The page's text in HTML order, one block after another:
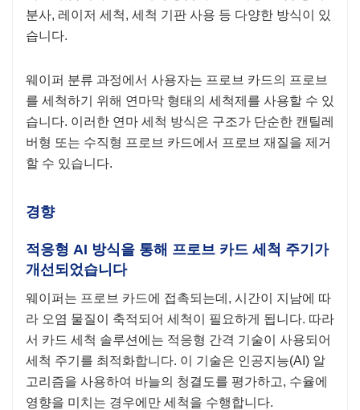
분사, 레이저 세척, 세척 기판 사용 등 다양한 방식이 있
습니다.
웨이퍼 분류 과정에서 사용자는 프로브 카드의 프로브
를 세척하기 위해 연마막 형태의 세척제를 사용할 수 있
습니다. 이러한 연마 세척 방식은 구조가 단순한 캔틸레
버형 또는 수직형 프로브 카드에서 프로브 재질을 제거
할 수 있습니다.
경향
적응형 AI 방식을 통해 프로브 카드 세척 주기가
개선되었습니다
웨이퍼는 프로브 카드에 접촉되는데, 시간이 지남에 따
라 오염 물질이 축적되어 세척이 필요하게 됩니다. 따라
서 카드 세척 솔루션에는 적응형 간격 기술이 사용되어
세척 주기를 최적화합니다. 이 기술은 인공지능(AI) 알
고리즘을 사용하여 바늘의 청결도를 평가하고, 수율에
영향을 미치는 경우에만 세척을 수행합니다.